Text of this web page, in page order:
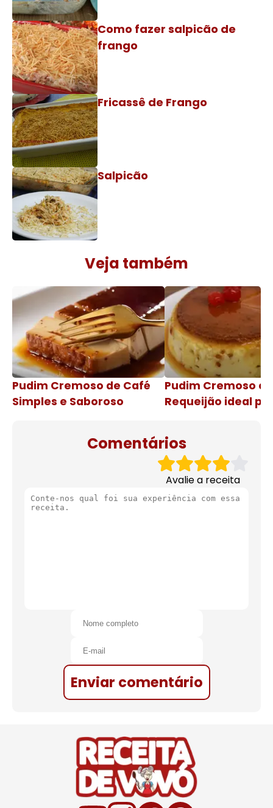
Como fazer salpicão de
frango
Fricassê de Frango
Salpicão
Veja também
Pudim Cremoso de Café
Simples e Saboroso
Pudim Cremoso
Requeijão ideal
Comentários
Avalie a receita
Enviar comentário